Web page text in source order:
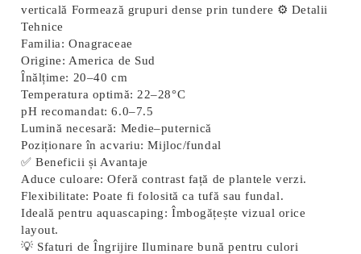
verticală Formează grupuri dense prin tundere ⚙️ Detalii
Tehnice
Familia: Onagraceae
Origine: America de Sud
Înălțime: 20–40 cm
Temperatura optimă: 22–28°C
pH recomandat: 6.0–7.5
Lumină necesară: Medie–puternică
Poziționare în acvariu: Mijloc/fundal
✅ Beneficii și Avantaje
Aduce culoare: Oferă contrast față de plantele verzi.
Flexibilitate: Poate fi folosită ca tufă sau fundal.
Ideală pentru aquascaping: Îmbogățește vizual orice
layout.
💡 Sfaturi de Îngrijire Iluminare bună pentru culori